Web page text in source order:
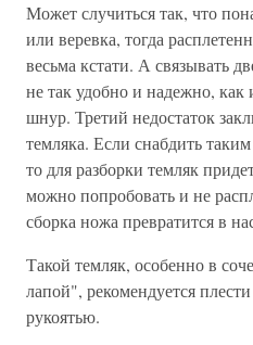
Может случиться так, что
или веревка, тогда
весьма кстати. А связывать
не так удобно и надежно, как
шнур. Третий недостаток
темляка. Если снабдить
то для разборки темляк
можно попробовать и не
сборка ножа превратится в
Такой темляк, особенно в
лапой", рекомендуется
рукоятью.